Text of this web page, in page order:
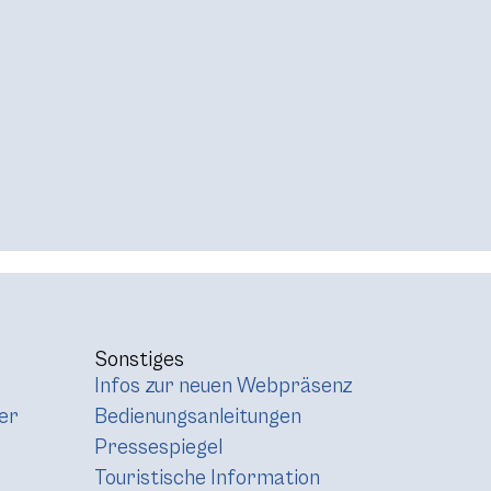
Sonstiges
Infos zur neuen Webpräsenz
Bedienungsanleitungen
Pressespiegel
Touristische Information